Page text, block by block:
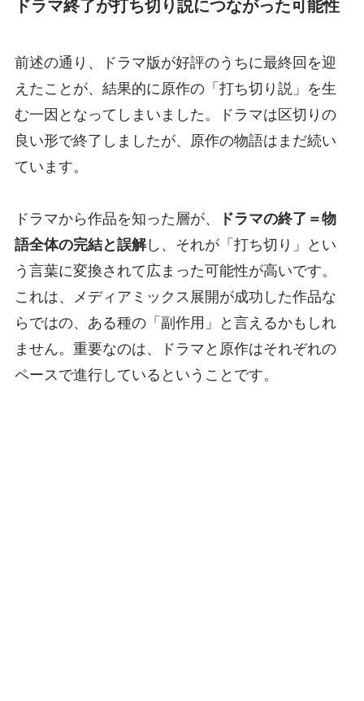
ドラマ終了が打ち切り説につながった可能性
前述の通り、ドラマ版が好評のうちに最終回を迎
えたことが、結果的に原作の「打ち切り説」を生
む一因となってしまいました。ドラマは区切りの
良い形で終了しましたが、原作の物語はまだ続い
ています。
ドラマから作品を知った層が、
ドラマの終了＝物
語全体の完結と誤解し、それが「打ち切り」とい
う言葉に変換されて広まった可能性が高いです。
これは、メディアミックス展開が成功した作品な
らではの、ある種の「副作用」と言えるかもしれ
ません。重要なのは、ドラマと原作はそれぞれの
ペースで進行しているということです。